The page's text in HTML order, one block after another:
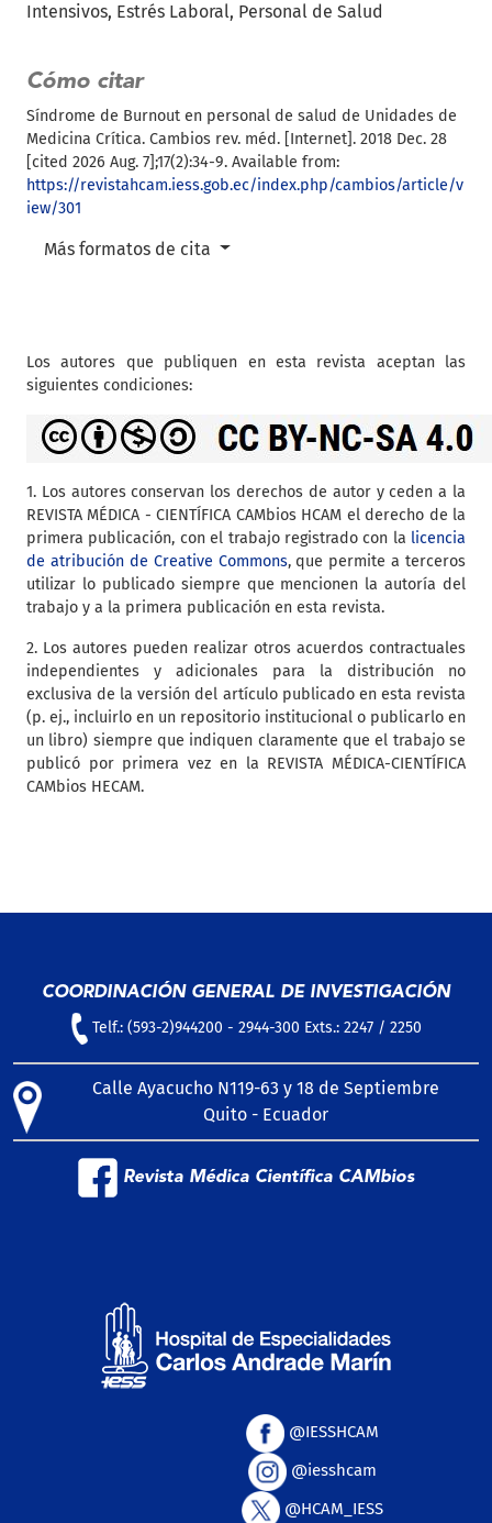
Intensivos Estrés Laboral Personal de Salud
Cómo citar
Síndrome de Burnout en personal de salud de Unidades de
Medicina Crítica. Cambios rev. méd. [Internet]. 2018 Dec. 28
[cited 2026 Aug. 7];17(2):34-9. Available from:
https://revistahcam.iess.gob.ec/index.php/cambios/article/v
iew/301
Más formatos de cita
Los autores que publiquen en esta revista aceptan las
siguientes condiciones:
1. Los autores conservan los derechos de autor y ceden a la
REVISTA MÉDICA - CIENTÍFICA CAMbios HCAM el derecho de la
primera publicación, con el trabajo registrado con la licencia
de atribución de Creative Commons, que permite a terceros
utilizar lo publicado siempre que mencionen la autoría del
trabajo y a la primera publicación en esta revista.
2. Los autores pueden realizar otros acuerdos contractuales
independientes y adicionales para la distribución no
exclusiva de la versión del artículo publicado en esta revista
(p. ej., incluirlo en un repositorio institucional o publicarlo en
un libro) siempre que indiquen claramente que el trabajo se
publicó por primera vez en la REVISTA MÉDICA-CIENTÍFICA
CAMbios HECAM.
COORDINACIÓN GENERAL DE INVESTIGACIÓN
Telf.: (593-2)944200 - 2944-300 Exts.: 2247 / 2250
Calle Ayacucho N119-63 y 18 de Septiembre
Quito - Ecuador
Revista Médica Científica CAMbios
@IESSHCAM
@iesshcam
@HCAM_IESS